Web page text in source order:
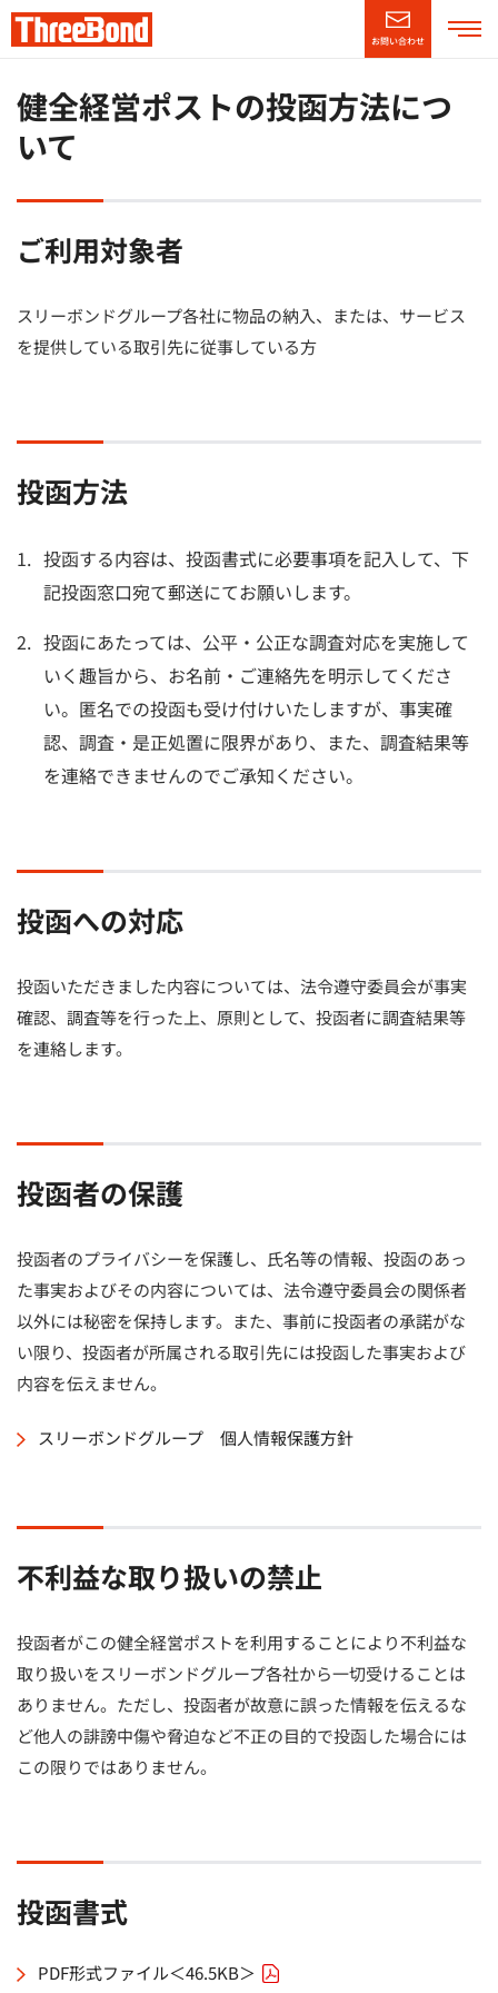
お問い合わせ
企業情報
製品情報
English
健全経営ポストの投函方法につ
いて
ご利用対象者
スリーボンドグループ各社に物品の納入、または、サービス
を提供している取引先に従事している方
投函方法
投函する内容は、投函書式に必要事項を記入して、下
記投函窓口宛て郵送にてお願いします。
投函にあたっては、公平・公正な調査対応を実施して
いく趣旨から、お名前・ご連絡先を明示してくださ
い。匿名での投函も受け付けいたしますが、事実確
認、調査・是正処置に限界があり、また、調査結果等
を連絡できませんのでご承知ください。
投函への対応
投函いただきました内容については、法令遵守委員会が事実
確認、調査等を行った上、原則として、投函者に調査結果等
を連絡します。
投函者の保護
投函者のプライバシーを保護し、氏名等の情報、投函のあっ
た事実およびその内容については、法令遵守委員会の関係者
以外には秘密を保持します。また、事前に投函者の承諾がな
い限り、投函者が所属される取引先には投函した事実および
内容を伝えません。
スリーボンドグループ 個人情報保護方針
不利益な取り扱いの禁止
投函者がこの健全経営ポストを利用することにより不利益な
取り扱いをスリーボンドグループ各社から一切受けることは
ありません。ただし、投函者が故意に誤った情報を伝えるな
ど他人の誹謗中傷や脅迫など不正の目的で投函した場合には
この限りではありません。
投函書式
PDF形式ファイル＜46.5KB＞